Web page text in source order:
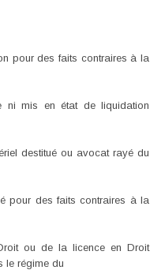
pour des faits contraires à la
ni mis en état de liquidation
destitué ou avocat rayé du
pour des faits contraires à la
ou de la licence en Droit
le régime du